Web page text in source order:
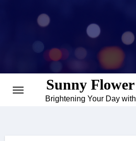
Sunny Flower
Brightening Your Day